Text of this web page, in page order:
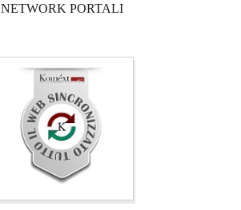
NETWORK PORTALI